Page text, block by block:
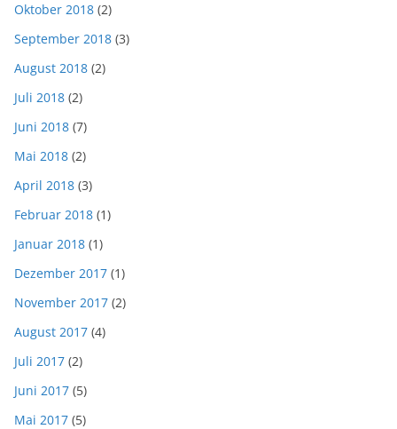
Oktober 2018 (2)
September 2018 (3)
August 2018 (2)
Juli 2018 (2)
Juni 2018 (7)
Mai 2018 (2)
April 2018 (3)
Februar 2018 (1)
Januar 2018 (1)
Dezember 2017 (1)
November 2017 (2)
August 2017 (4)
Juli 2017 (2)
Juni 2017 (5)
Mai 2017 (5)